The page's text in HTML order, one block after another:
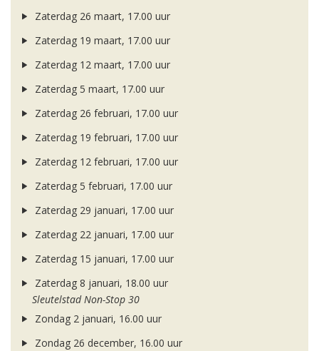
Zaterdag 26 maart, 17.00 uur
Zaterdag 19 maart, 17.00 uur
Zaterdag 12 maart, 17.00 uur
Zaterdag 5 maart, 17.00 uur
Zaterdag 26 februari, 17.00 uur
Zaterdag 19 februari, 17.00 uur
Zaterdag 12 februari, 17.00 uur
Zaterdag 5 februari, 17.00 uur
Zaterdag 29 januari, 17.00 uur
Zaterdag 22 januari, 17.00 uur
Zaterdag 15 januari, 17.00 uur
Zaterdag 8 januari, 18.00 uur
Sleutelstad Non-Stop 30
Zondag 2 januari, 16.00 uur
Zondag 26 december, 16.00 uur